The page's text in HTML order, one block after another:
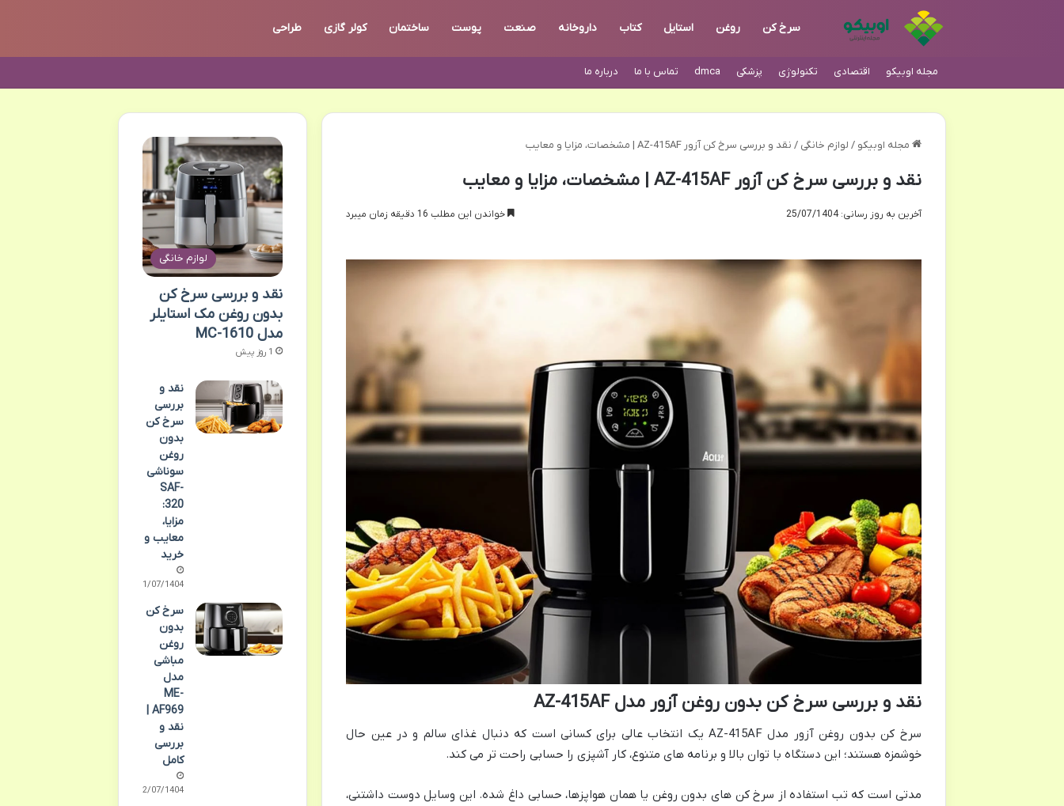
سرخ کن روغن استایل کتاب داروخانه صنعت پوست ساختمان کولر گازی طراحی
مجله اوبیکو اقتصادی تکنولوژی پزشکی dmca تماس با ما درباره ما
مجله اوبیکو / لوازم خانگی / نقد و بررسی سرخ کن آزور AZ-415AF | مشخصات، مزایا و معایب
نقد و بررسی سرخ کن آزور AZ-415AF | مشخصات، مزایا و معایب
آخرین به روز رسانی: 25/07/1404 خواندن این مطلب 16 دقیقه زمان میبرد
نقد و بررسی سرخ کن بدون روغن آزور مدل AZ-415AF
سرخ کن بدون روغن آزور مدل AZ-415AF یک انتخاب عالی برای کسانی است که دنبال غذای سالم و در عین حال
خوشمزه هستند؛ این دستگاه با توان بالا و برنامه های متنوع، کار آشپزی را حسابی راحت تر می کند.
مدتی است که تب استفاده از سرخ کن های بدون روغن یا همان هواپزها، حسابی داغ شده. این وسایل دوست داشتنی،
لوازم خانگی
نقد و بررسی سرخ کن
بدون روغن مک استایلر
مدل MC-1610
1 روز پیش
نقد و
بررسی
سرخ کن
بدون
روغن
سوناشی
SAF-
320:
مزایا،
معایب و
خرید
21/07/1404
سرخ کن
بدون
روغن
مباشی
مدل
ME-
AF969 |
نقد و
بررسی
کامل
12/07/1404